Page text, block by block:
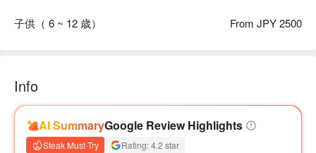
子供（ 6 ~ 12 歳） From JPY 2500
Info
AI SummaryGoogle Review Highlights
Steak Must-Try Rating: 4.2 star